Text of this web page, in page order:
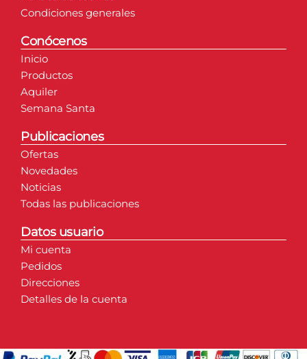
Condiciones generales
Conócenos
Inicio
Productos
Aquiler
Semana Santa
Publicaciones
Ofertas
Novedades
Noticias
Todas las publicaciones
Datos usuario
Mi cuenta
Pedidos
Direcciones
Detalles de la cuenta